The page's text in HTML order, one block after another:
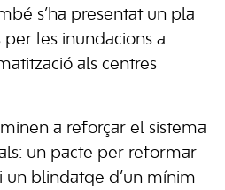
s’ha presentat un pla
per les inundacions a
als centres
a reforçar el sistema
un pacte per reformar
un blindatge d’un mínim